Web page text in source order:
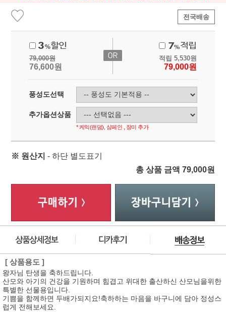
전국배송
79,000원
76,600원
적립 5,530원
79,000원
풍성도선택
추가옵션상품
* 케익(랜덤), 샴페인 , 장미 추가
※ 원산지 - 하단 별도표기
총 상품 금액 79,000원
[ 상품용도 ]
왕자님 탄생을 축하드립니다.
산모와 아기의 건강을 기원하며 힘겹고 위대한 출산하신 산모님을위한
특별한 선물용입니다.
기쁨을 함께하면 두배가되지요!축하하는 마음을 바구니에 담아 정성스
럽게 전해보세요.